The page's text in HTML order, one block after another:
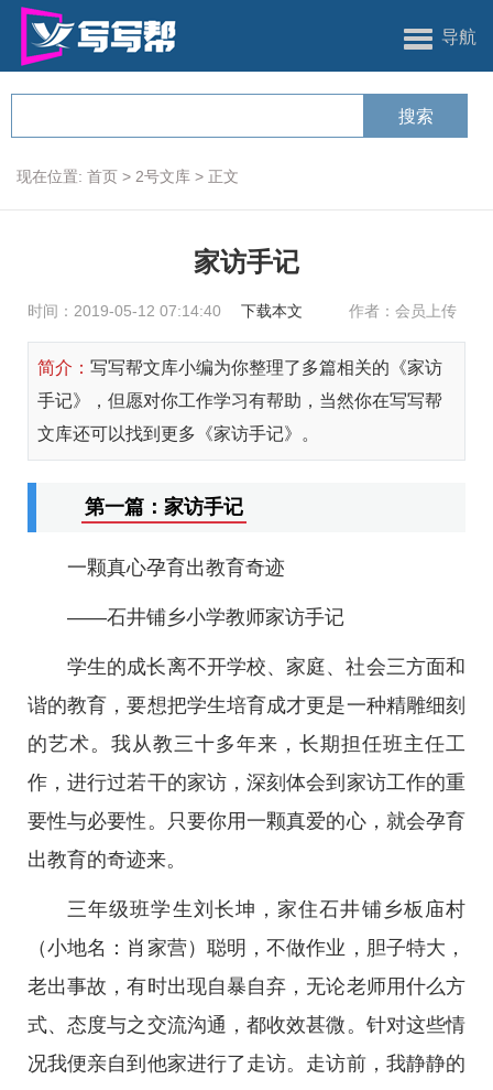
导航
现在位置: 首页 > 2号文库 > 正文
家访手记
时间：2019-05-12 07:14:40 下载本文 作者：会员上传
简介： 写写帮文库小编为你整理了多篇相关的《家访
手记》，但愿对你工作学习有帮助，当然你在写写帮
文库还可以找到更多《家访手记》。
第一篇：家访手记
一颗真心孕育出教育奇迹
——石井铺乡小学教师家访手记
学生的成长离不开学校、家庭、社会三方面和
谐的教育，要想把学生培育成才更是一种精雕细刻
的艺术。我从教三十多年来，长期担任班主任工
作，进行过若干的家访，深刻体会到家访工作的重
要性与必要性。只要你用一颗真爱的心，就会孕育
出教育的奇迹来。
三年级班学生刘长坤，家住石井铺乡板庙村
（小地名：肖家营）聪明，不做作业，胆子特大，
老出事故，有时出现自暴自弃，无论老师用什么方
式、态度与之交流沟通，都收效甚微。针对这些情
况我便亲自到他家进行了走访。走访前，我静静的